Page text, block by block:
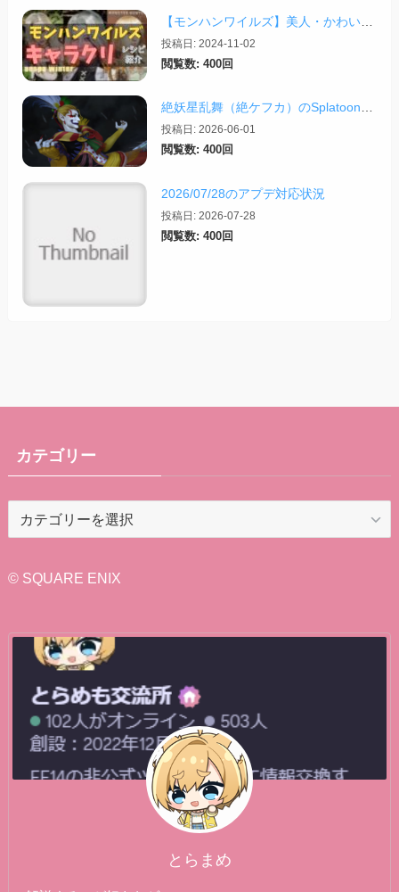
【モンハンワイルズ】美人・かわいいキャラクリレシピまとめ＋その他オススメの設定など
投稿日: 2024-11-02
閲覧数: 400回
絶妖星乱舞（絶ケフカ）のSplatoonレイアウト・スクリプトまとめ
投稿日: 2026-06-01
閲覧数: 400回
2026/07/28のアプデ対応状況
投稿日: 2026-07-28
閲覧数: 400回
カテゴリー
リ
© SQUARE ENIX
とらまめ